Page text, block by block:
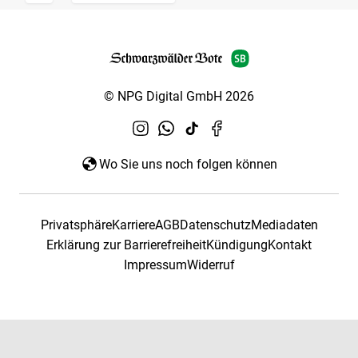
© NPG Digital GmbH 2026
Wo Sie uns noch folgen können
PrivatsphäreKarriereAGBDatenschutzMediadaten
Erklärung zur BarrierefreiheitKündigungKontakt
ImpressumWiderruf